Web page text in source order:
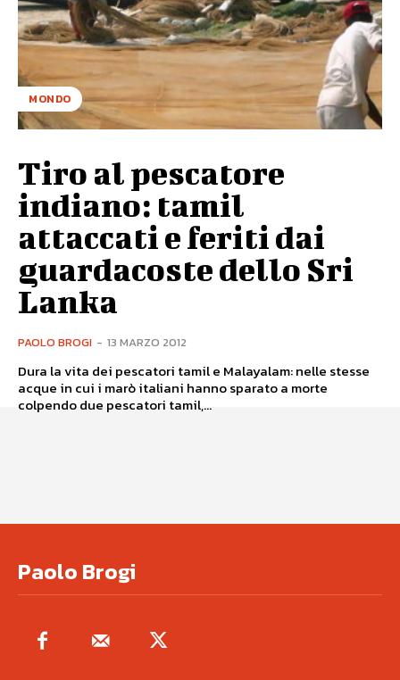
MONDO
Tiro al pescatore
indiano: tamil
attaccati e feriti dai
guardacoste dello Sri
Lanka
PAOLO BROGI - 13 MARZO 2012
Dura la vita dei pescatori tamil e Malayalam: nelle stesse
acque in cui i marò italiani hanno sparato a morte
colpendo due pescatori tamil,...
Paolo Brogi